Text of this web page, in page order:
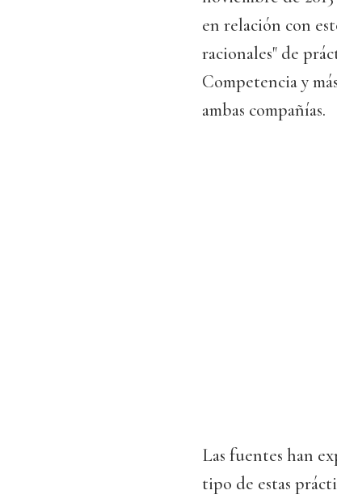
en relación con
racionales" de
Competencia y
ambas compañías.
Las fuentes han
tipo de estas